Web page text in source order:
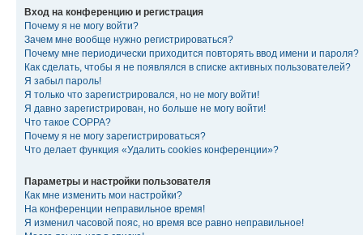
Вход на конференцию и регистрация
Почему я не могу войти?
Зачем мне вообще нужно регистрироваться?
Почему мне периодически приходится повторять ввод имени и пароля?
Как сделать, чтобы я не появлялся в списке активных пользователей?
Я забыл пароль!
Я только что зарегистрировался, но не могу войти!
Я давно зарегистрирован, но больше не могу войти!
Что такое COPPA?
Почему я не могу зарегистрироваться?
Что делает функция «Удалить cookies конференции»?
Параметры и настройки пользователя
Как мне изменить мои настройки?
На конференции неправильное время!
Я изменил часовой пояс, но время все равно неправильное!